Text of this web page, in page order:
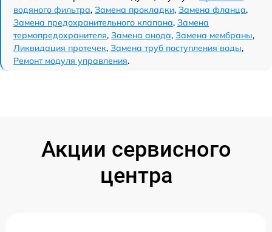
водяного фильтра, Замена прокладки, Замена фланца,
Замена предохранительного клапана, Замена
термопредохранителя, Замена анода, Замена мембраны,
Ликвидация протечек, Замена труб поступления воды,
Ремонт модуля управления.
Акции сервисного
центра